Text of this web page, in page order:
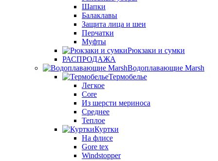
Шапки
Балаклавы
Защита лица и шеи
Перчатки
Муфты
Рюкзаки и сумки
РАСПРОДАЖА
Водоплавающие Marsh
Термобелье
Легкое
Core
Из шерсти мериноса
Среднее
Теплое
Куртки
На флисе
Gore tex
Windstopper